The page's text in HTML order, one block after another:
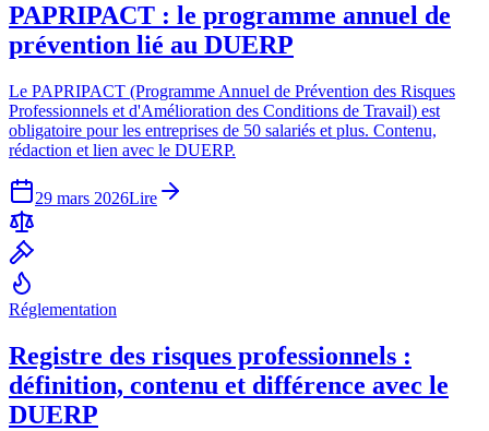
PAPRIPACT : le programme annuel de
prévention lié au DUERP
Le PAPRIPACT (Programme Annuel de Prévention des Risques
Professionnels et d'Amélioration des Conditions de Travail) est
obligatoire pour les entreprises de 50 salariés et plus. Contenu,
rédaction et lien avec le DUERP.
29 mars 2026Lire
Réglementation
Registre des risques professionnels :
définition, contenu et différence avec le
DUERP